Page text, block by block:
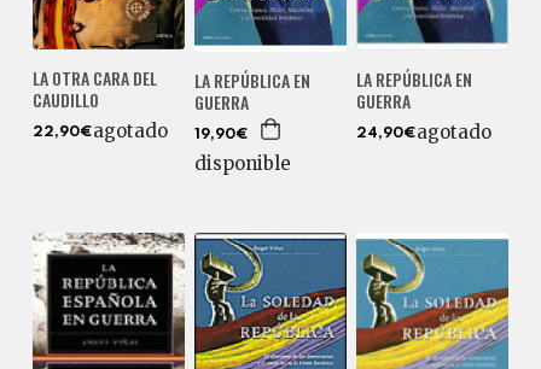
LA OTRA CARA DEL
CAUDILLO
22,90€agotado
LA REPÚBLICA EN
GUERRA
19,90€
disponible
LA REPÚBLICA EN
GUERRA
24,90€agotado